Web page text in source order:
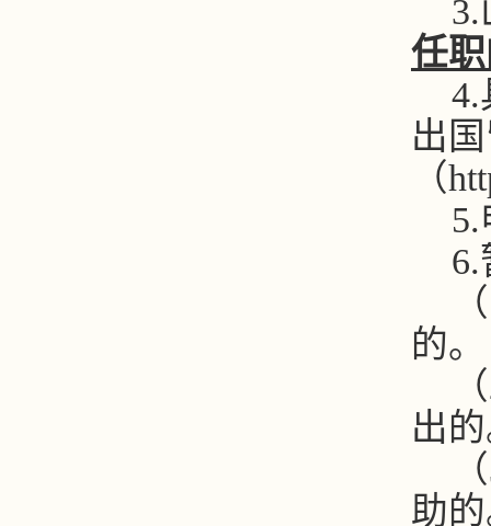
3.
任
4.
出
（
5.
6.
（
的。
（
出
（
助